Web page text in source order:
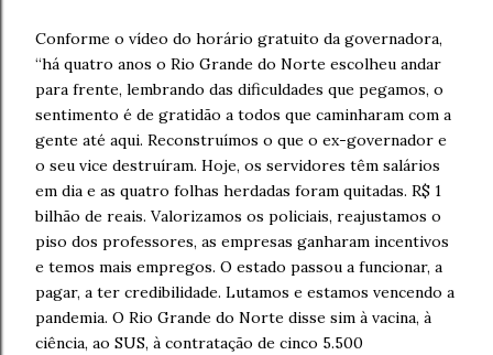
Conforme o vídeo do horário gratuito da governadora,
“há quatro anos o Rio Grande do Norte escolheu andar
para frente, lembrando das dificuldades que pegamos, o
sentimento é de gratidão a todos que caminharam com a
gente até aqui. Reconstruímos o que o ex-governador e
o seu vice destruíram. Hoje, os servidores têm salários
em dia e as quatro folhas herdadas foram quitadas. R$ 1
bilhão de reais. Valorizamos os policiais, reajustamos o
piso dos professores, as empresas ganharam incentivos
e temos mais empregos. O estado passou a funcionar, a
pagar, a ter credibilidade. Lutamos e estamos vencendo a
pandemia. O Rio Grande do Norte disse sim à vacina, à
ciência, ao SUS, à contratação de cinco 5.500